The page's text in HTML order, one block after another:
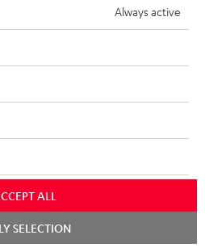
(automatisch übersetzt *)
für die Inbetriebnahme.
Sound. Sehr viele
Always active
ALL
SELECTION